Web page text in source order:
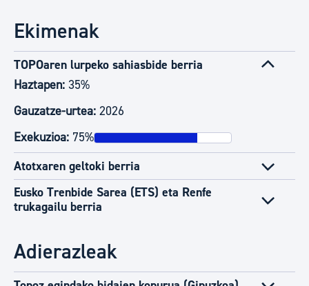
Ekimenak
TOPOaren lurpeko sahiasbide berria
Haztapen: 35%
Gauzatze-urtea: 2026
Exekuzioa: 75%
Atotxaren geltoki berria
Eusko Trenbide Sarea (ETS) eta Renfe
trukagailu berria
Adierazleak